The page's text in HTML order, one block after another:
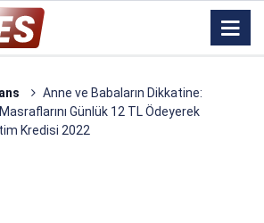
Anne ve Babaların Dikkatine:
Günlük 12 TL Ödeyerek
Kredisi 2022